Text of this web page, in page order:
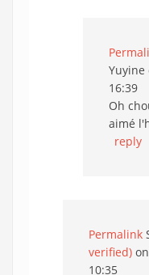
Yuyine
16:39
Oh
aimé
reply
Permalink
verified)
10:35